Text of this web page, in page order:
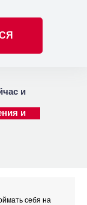
и
и
себя на